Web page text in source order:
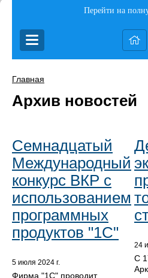
Перейти на
Главная
Архив новостей
Семнадцатый
Международный
конкурс ВКР с
использованием
программных
продуктов "1С"
5 июля 2024 г.
Фирма "1С" проводит
24
С